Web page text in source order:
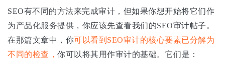
SEO有不同的方法来完成审计，但如果你想开始将它们作
为产品化服务提供，你应该先查看我们的SEO审计帖子。
在那篇文章中，你可以看到SEO审计的核心要素已分解为
不同的检查， 你可以将其用作审计的基础。它们是：